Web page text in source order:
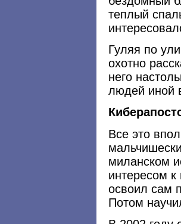
теплый
Гуляя по
охотно
него
людей иной
Все это
миланском
интересом
освоил сам
Потом